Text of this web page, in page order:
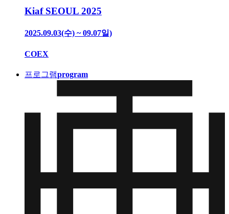
Kiaf SEOUL 2025
2025.09.03(수) ~ 09.07일)
COEX
프로그램program